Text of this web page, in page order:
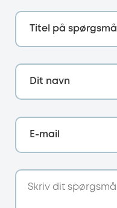
Titel på spørgsmål
Dit navn
E-mail